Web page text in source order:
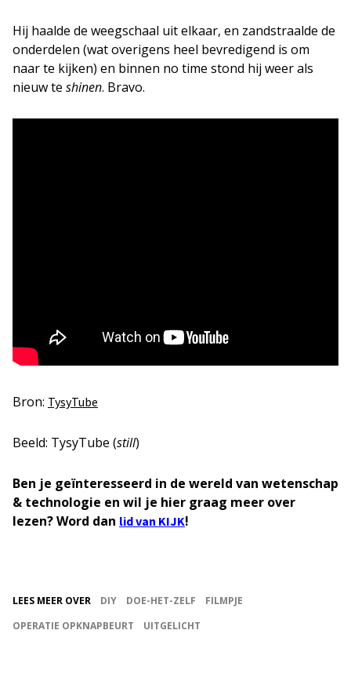
Hij haalde de weegschaal uit elkaar, en zandstraalde de
onderdelen (wat overigens heel bevredigend is om
naar te kijken) en binnen no time stond hij weer als
nieuw te shinen. Bravo.
Bron: TysyTube
Beeld: TysyTube (still)
Ben je geïnteresseerd in de wereld van wetenschap
& technologie en wil je hier graag meer over
lezen? Word dan lid van KIJK!
LEES MEER OVER DIY DOE-HET-ZELF
FILMPJE
OPERATIE OPKNAPBEURT
UITGELICHT